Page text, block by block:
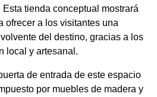
tienda conceptual mostrará
ofrecer a los visitantes una
del destino, gracias a los
local y artesanal.
de entrada de este espacio
por muebles de madera y